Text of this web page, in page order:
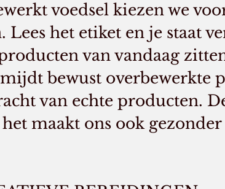
voedsel kiezen we
het etiket en je staat
van vandaag
bewust overbewerkte
van echte producten.
maakt ons ook gezonder